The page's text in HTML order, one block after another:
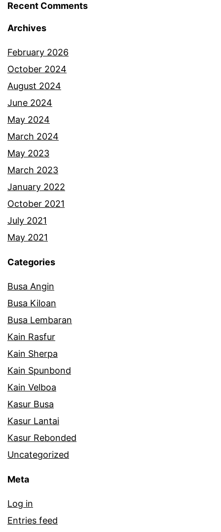
Recent Comments
Archives
February 2026
October 2024
August 2024
June 2024
May 2024
March 2024
May 2023
March 2023
January 2022
October 2021
July 2021
May 2021
Categories
Busa Angin
Busa Kiloan
Busa Lembaran
Kain Rasfur
Kain Sherpa
Kain Spunbond
Kain Velboa
Kasur Busa
Kasur Lantai
Kasur Rebonded
Uncategorized
Meta
Log in
Entries feed